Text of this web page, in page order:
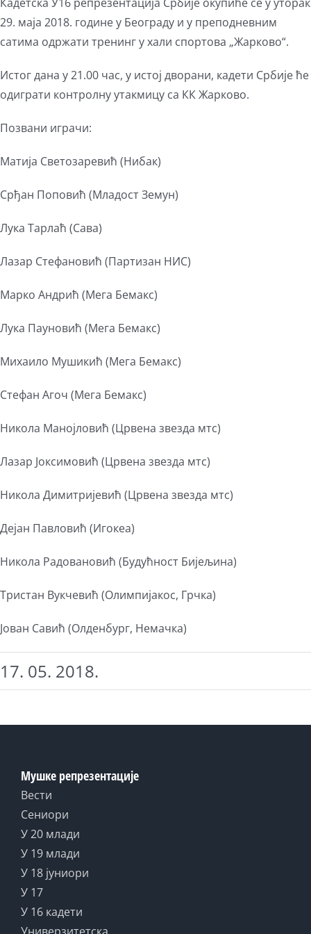
Larger
Image
29. маја 2018. године у Београду и у преподневним
сатима одржати тренинг у хали спортова „Жарково“.
Истог дана у 21.00 час, у истој дворани, кадети Србије ће
одиграти контролну утакмицу са КК Жарково.
Позвани играчи:
Матија Светозаревић (Нибак)
Срђан Поповић (Младост Земун)
Лука Тарлаћ (Сава)
Лазар Стефановић (Партизан НИС)
Марко Андрић (Мега Бемакс)
Лука Пауновић (Мега Бемакс)
Михаило Мушикић (Мега Бемакс)
Стефан Aгоч (Мега Бемакс)
Никола Манојловић (Црвена звезда мтс)
Лазар Јоксимовић (Црвена звезда мтс)
Никола Димитријевић (Црвена звезда мтс)
Дејан Павловић (Игокеа)
Никола Радовановић (Будућност Бијељина)
Тристан Вукчевић (Олимпијакос, Грчка)
Јован Савић (Олденбург, Немачка)
17. 05. 2018.
Мушке репрезентације
Вести
Сениори
У 20 млади
У 19 млади
У 18 јуниори
У 17
У 16 кадети